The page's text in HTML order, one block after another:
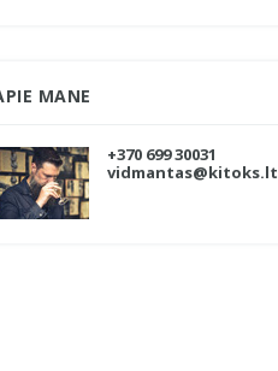
MANE
+370 699 30031
vidmantas@kitoks.lt